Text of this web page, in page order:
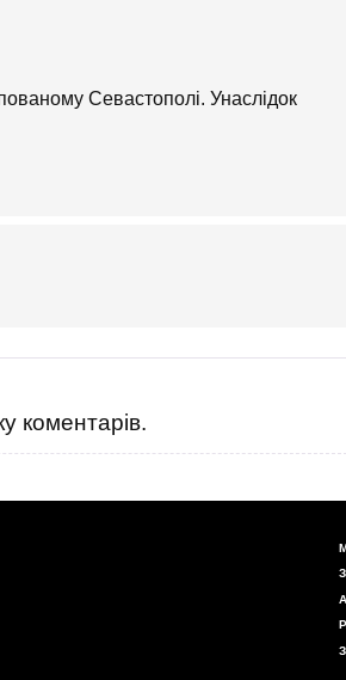
Севастополі. Унаслідок
коментарів.